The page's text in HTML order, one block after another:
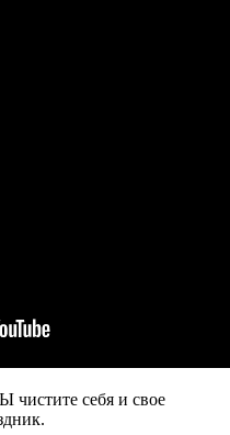
чистите себя и свое